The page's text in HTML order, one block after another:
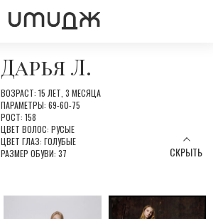
Дарья Л.
ВОЗРАСТ: 15 ЛЕТ, 3 МЕСЯЦА
ПАРАМЕТРЫ: 69-60-75
РОСТ: 158
ЦВЕТ ВОЛОС: РУСЫЕ
ЦВЕТ ГЛАЗ: ГОЛУБЫЕ
РАЗМЕР ОБУВИ: 37
СКРЫТЬ